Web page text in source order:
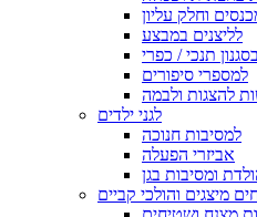
וחלק עליון
לליצנים במבצע
תנכי / כפרי
למספרי סיפורים
להצגות ולבמה
לגני ילדים
למסיבות חנוכה
אביזרי הפעלה
ומסיבות בגן
מיצגים והולכי קביים